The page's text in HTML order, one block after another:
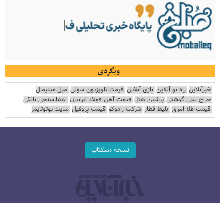
وبگردی
خبرآنلاین راه نو آنلاین بازی آنلاین قیمت تلویزیون سونی مبل مینیمال
جراح بینی گوشتی پرشین هتل قیمت آهن فولاد ایرانیان اعتبارسنجی بانکی
قیمت طلا امروز بلیط قطار شرکت رادوکو قیمت پروفیل سایت یوتوتایمز
نسخه دسکتاپ